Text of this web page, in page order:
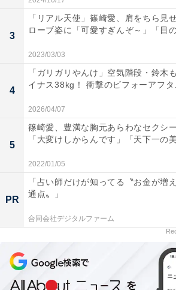
3
「リアル天使」篠崎愛、肩をちら見
ローブ姿に「可愛すぎんぞ～」「目
2023/03/03
4
「ガリガリやんけ」空気階段・鈴木
イナス38kg！ 衝撃のビフォーアフ
2026/04/07
5
篠崎愛、豊満な胸元あらわなセクシ
「大変けしからんです」「天下一の
2022/01/05
PR
「占い師だけが知ってる〝お金が増
通点〟」
合同会社デジタルファーム